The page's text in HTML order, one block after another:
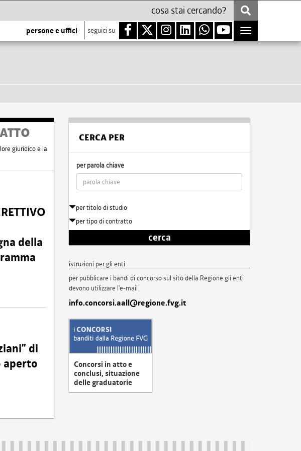
persone e uffici seguici su
Toggle
navigation
giuridico e la
della
di
aperto
CERCA PER
per parola chiave
per titolo di studio
per tipo di contratto
cerca
istruzioni per gli enti
per pubblicare i bandi di concorso sul sito della Regione gli enti
devono utilizzare l'e-mail
info.concorsi.aall@regione.fvg.it
Concorsi in atto e
conclusi, situazione
delle graduatorie